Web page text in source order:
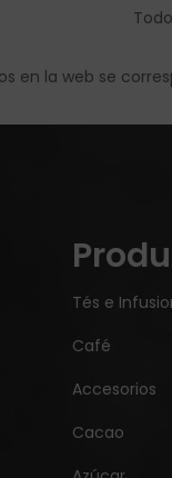
en la web se
Tés e
Café
Accesorios
Cacao